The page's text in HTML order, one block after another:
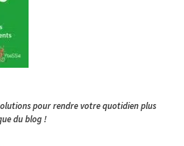
solutions pour rendre votre quotidien plus
du blog !